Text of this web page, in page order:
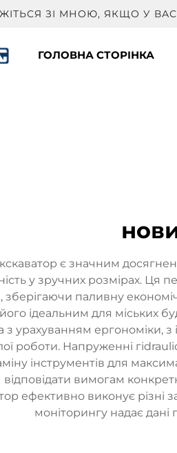
ЗІ МНОЮ, ЯКЩО У
ГОЛОВНА СТОРІНКА
є значним
у зручних розмірах.
зберігаючи паливну
ідеальним для міських
з урахуванням ергономіки,
роботи. Напруженні
інструментів для
вимогам
ефективно виконує різні
моніторингу надає